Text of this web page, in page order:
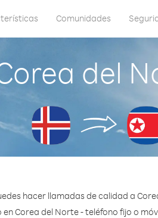
Comunidades
del
hacer llamadas de calidad a
en Corea del Norte - teléfono fijo o